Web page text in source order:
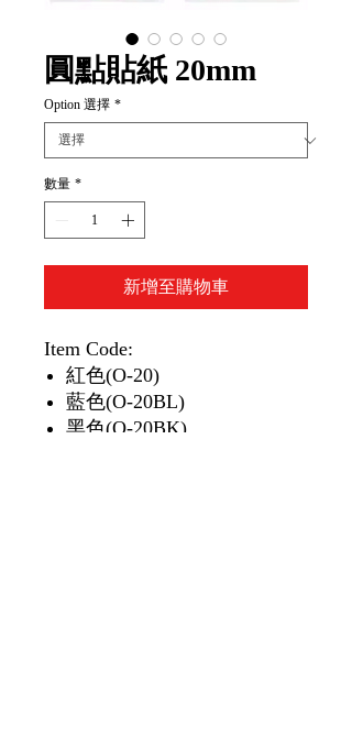
圓點貼紙 20mm
Option 選擇 *
數量 *
新增至購物車
Item Code:
紅色(O-20)
藍色(O-20BL)
黑色(O-20BK)